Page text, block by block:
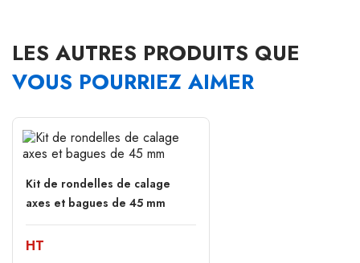
LES AUTRES PRODUITS QUE
VOUS POURRIEZ AIMER
Kit de rondelles de calage
axes et bagues de 45 mm
HT